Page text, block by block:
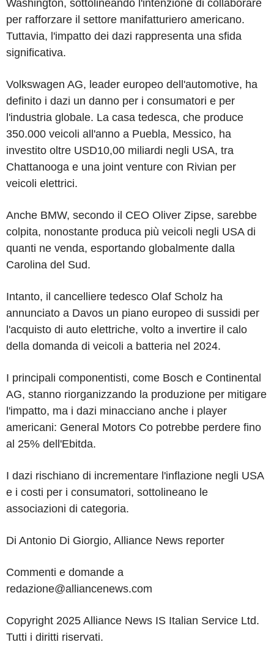
Washington, sottolineando l'intenzione di collaborare
per rafforzare il settore manifatturiero americano.
Tuttavia, l'impatto dei dazi rappresenta una sfida
significativa.
Volkswagen AG, leader europeo dell'automotive, ha
definito i dazi un danno per i consumatori e per
l'industria globale. La casa tedesca, che produce
350.000 veicoli all'anno a Puebla, Messico, ha
investito oltre USD10,00 miliardi negli USA, tra
Chattanooga e una joint venture con Rivian per
veicoli elettrici.
Anche BMW, secondo il CEO Oliver Zipse, sarebbe
colpita, nonostante produca più veicoli negli USA di
quanti ne venda, esportando globalmente dalla
Carolina del Sud.
Intanto, il cancelliere tedesco Olaf Scholz ha
annunciato a Davos un piano europeo di sussidi per
l'acquisto di auto elettriche, volto a invertire il calo
della domanda di veicoli a batteria nel 2024.
I principali componentisti, come Bosch e Continental
AG, stanno riorganizzando la produzione per mitigare
l'impatto, ma i dazi minacciano anche i player
americani: General Motors Co potrebbe perdere fino
al 25% dell'Ebitda.
I dazi rischiano di incrementare l'inflazione negli USA
e i costi per i consumatori, sottolineano le
associazioni di categoria.
Di Antonio Di Giorgio, Alliance News reporter
Commenti e domande a
redazione@alliancenews.com
Copyright 2025 Alliance News IS Italian Service Ltd.
Tutti i diritti riservati.